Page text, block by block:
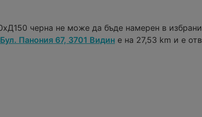
черна не може да бъде намерен в избрани
Бул. Панония 67, 3701 Видин е на 27,53 km и е отв